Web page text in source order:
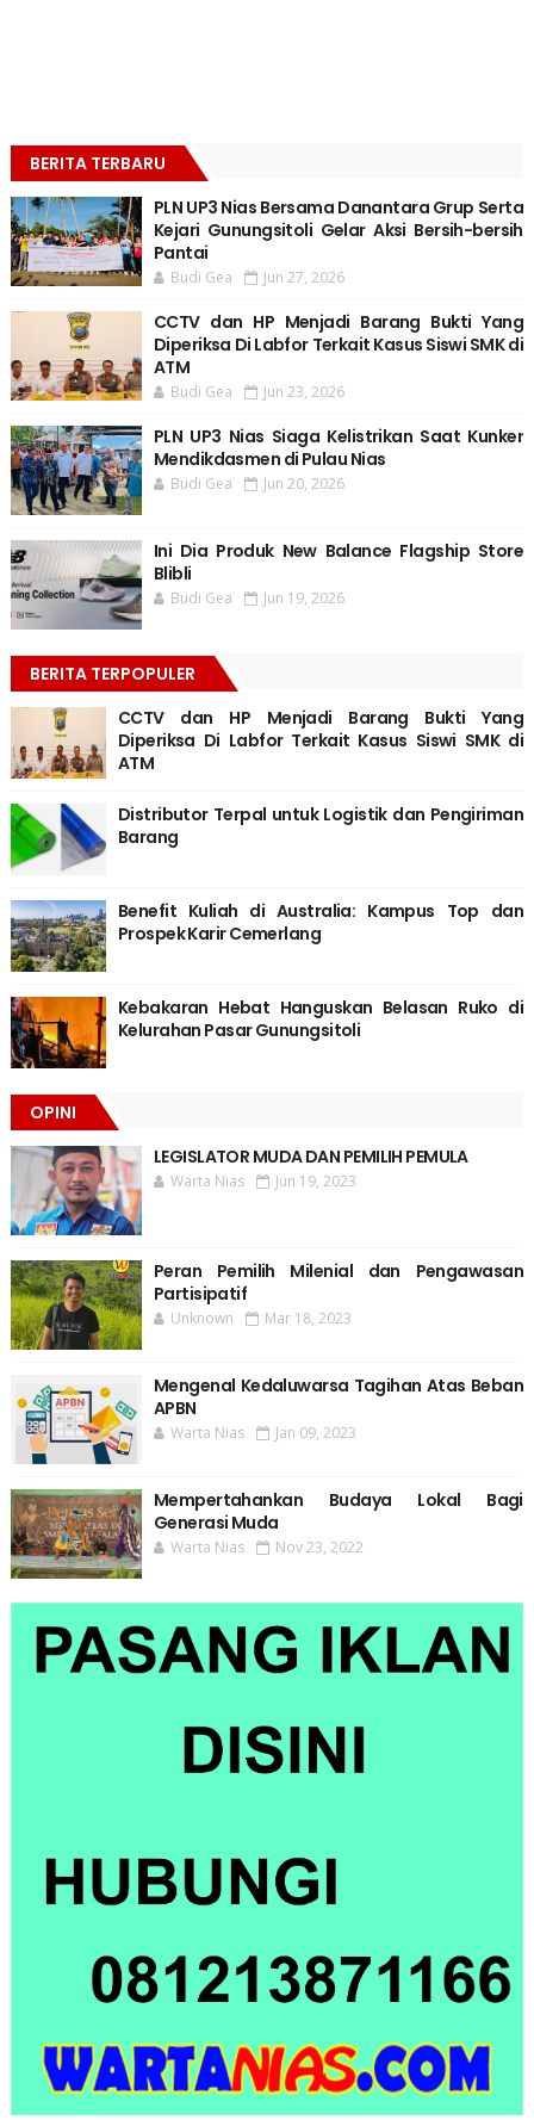
BERITA TERBARU
PLN UP3 Nias Bersama Danantara Grup Serta
Kejari Gunungsitoli Gelar Aksi Bersih-bersih
Pantai
Budi Gea Jun 27, 2026
CCTV dan HP Menjadi Barang Bukti Yang
Diperiksa Di Labfor Terkait Kasus Siswi SMK di
ATM
Budi Gea Jun 23, 2026
PLN UP3 Nias Siaga Kelistrikan Saat Kunker
Mendikdasmen di Pulau Nias
Budi Gea Jun 20, 2026
Ini Dia Produk New Balance Flagship Store
Blibli
Budi Gea Jun 19, 2026
BERITA TERPOPULER
CCTV dan HP Menjadi Barang Bukti Yang
Diperiksa Di Labfor Terkait Kasus Siswi SMK di
ATM
Distributor Terpal untuk Logistik dan Pengiriman
Barang
Benefit Kuliah di Australia: Kampus Top dan
Prospek Karir Cemerlang
Kebakaran Hebat Hanguskan Belasan Ruko di
Kelurahan Pasar Gunungsitoli
OPINI
LEGISLATOR MUDA DAN PEMILIH PEMULA
Warta Nias Jun 19, 2023
Peran Pemilih Milenial dan Pengawasan
Partisipatif
Unknown Mar 18, 2023
Mengenal Kedaluwarsa Tagihan Atas Beban
APBN
Warta Nias Jan 09, 2023
Mempertahankan Budaya Lokal Bagi
Generasi Muda
Warta Nias Nov 23, 2022